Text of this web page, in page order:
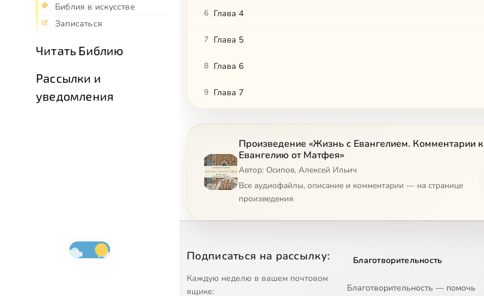
Библия в искусстве
Записаться
Читать Библию
Рассылки и
уведомления
6 Глава 4
7 Глава 5
8 Глава 6
9 Глава 7
Глава 9
12 Глава 10
Глава 11
14 Глава 12
16 Глава 14
Произведение «Жизнь с Евангелием. Комментарии к
Евангелию от Матфея»
Автор: Осипов, Алексей Ильич
Все аудиофайлы, описание и комментарии — на странице
произведения
Подписаться на рассылку:
Каждую неделю в вашем почтовом
ящике:
Благотворительность
Благотворительность — помочь